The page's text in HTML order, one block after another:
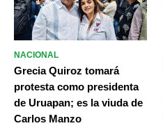
NACIONAL
Grecia Quiroz tomará
protesta como presidenta
de Uruapan; es la viuda de
Carlos Manzo